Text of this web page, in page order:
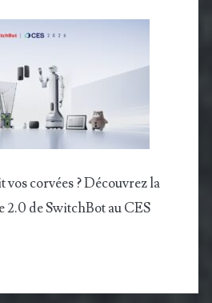
vos corvées ? Découvrez la
2.0 de SwitchBot au CES